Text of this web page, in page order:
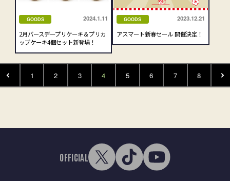
GOODS 2024.1.11
2月バースデープリケーキ＆プリカ
ップケーキ4個セット新登場！
GOODS 2023.12.21
アスマート新春セール 開催決定！
1 2 3 4 5 6 7 8
OFFICIAL